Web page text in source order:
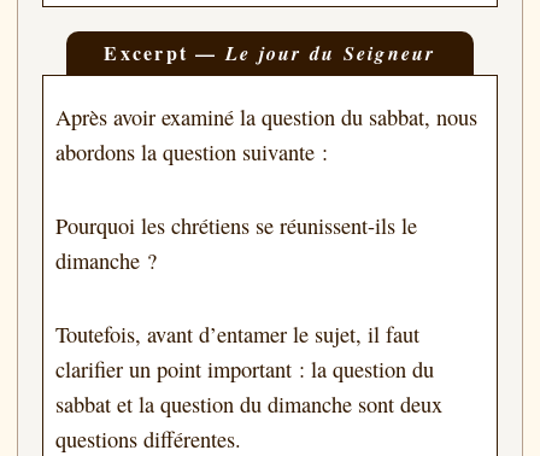
Excerpt —Le jour du Seigneur
Après avoir examiné la question du sabbat, nous
abordons la question suivante :
Pourquoi les chrétiens se réunissent-ils le
dimanche ?
Toutefois, avant d’entamer le sujet, il faut
clarifier un point important : la question du
sabbat et la question du dimanche sont deux
questions différentes.